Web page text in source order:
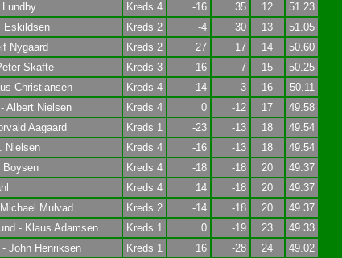
Kreds 4 -16 35 12
51.23
Eskildsen Kreds 2 -4 30 13
51.05
Nygaard Kreds 2 27 17 14
50.60
Skafte Kreds 3 16 7 15
50.25
Christiansen Kreds 4 14 3 16
50.11
Albert Nielsen Kreds 4 0 -12 17
49.58
Aagaard Kreds 1 -23 -13 18
49.54
Nielsen Kreds 4 -16 -13 18
49.54
Boysen Kreds 4 -18 -18 20
49.37
Kreds 4 14 -18 20
49.37
Mulvad Kreds 2 -14 -18 20
49.37
- Klaus Adamsen Kreds 1 0 -19 23
49.33
John Henriksen Kreds 1 16 -28 24
49.02